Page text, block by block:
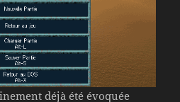
déjà été évoquée